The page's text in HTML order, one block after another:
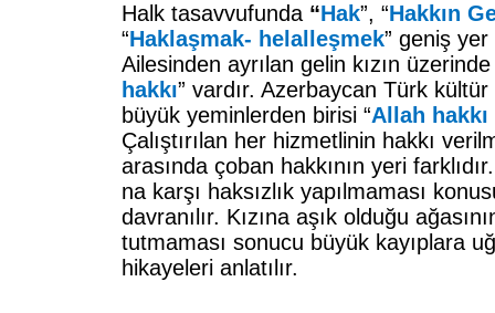
Halk tasavvufunda “Hak”, “Hakkın
“Haklaşmak- helalleşmek” geniş
Ailesinden ayrılan gelin kızın üzerinde
hakkı” vardır. Azerbaycan Türk
büyük yeminlerden birisi “Allah hakkı
Çalıştırılan her hizmetlinin hakkı
arasında çoban hakkının yeri
na karşı haksızlık yapılmaması
davranılır. Kızına aşık olduğu
tutmaması sonucu büyük kayıplara
hikayeleri anlatılır.